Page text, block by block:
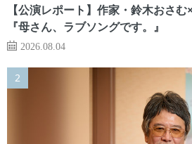
【公演レポート】作家・鈴木おさ
『母さん、ラブソングです。』
2026.08.04